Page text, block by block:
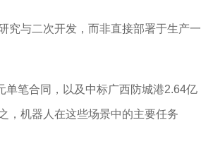
究与二次开发，而非直接部署于生产一
笔合同，以及中标广西防城港2.64亿
，机器人在这些场景中的主要任务